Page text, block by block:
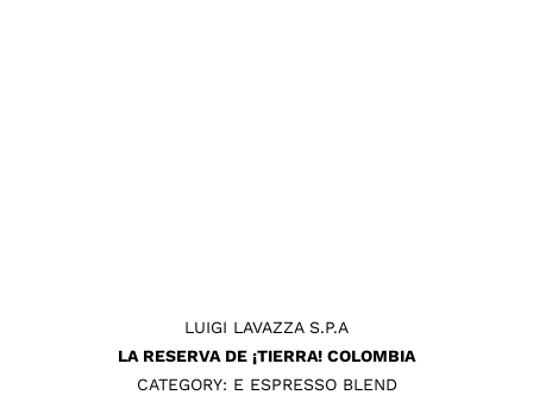
LUIGI LAVAZZA S.P.A
LA RESERVA DE ¡TIERRA! COLOMBIA
CATEGORY: E ESPRESSO BLEND